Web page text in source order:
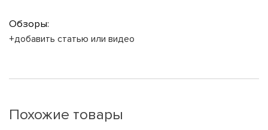
Обзоры:
+добавить статью или видео
Похожие товары